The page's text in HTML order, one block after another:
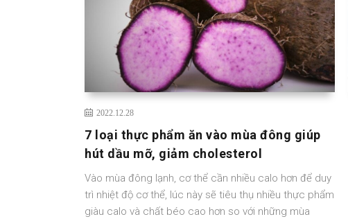
2022.12.28
7 loại thực phẩm ăn vào mùa đông giúp
hút dầu mỡ, giảm cholesterol
Vào mùa đông lạnh, cơ thể cần nhiều calo hơn để duy
trì nhiệt độ cơ thể, lúc này sẽ tiêu thụ nhiều thực phẩm
giàu calo và chất béo cao hơn so với những mùa